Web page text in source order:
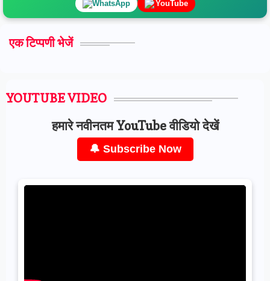
WhatsApp YouTube
एक टिप्पणी भेजें
YOUTUBE VIDEO
हमारे नवीनतम YouTube वीडियो देखें
🔔 Subscribe Now